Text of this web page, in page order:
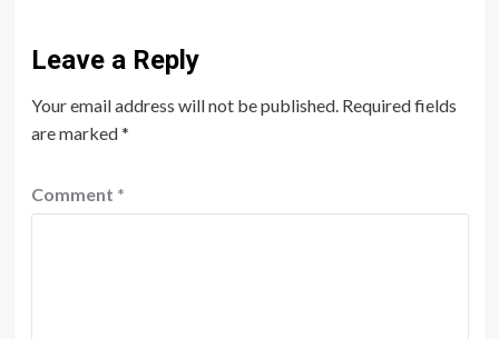
Leave a Reply
Your email address will not be published. Required fields
are marked*
Comment *